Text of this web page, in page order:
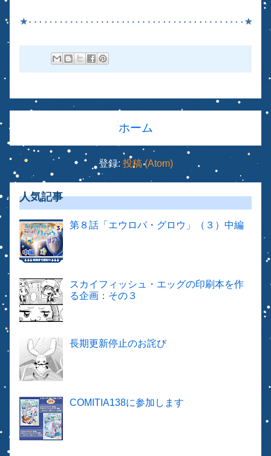
ホーム
登録: 投稿 (Atom)
人気記事
第８話「エウロパ・グロウ」（３）中編
スカイフィッシュ・エッグの印刷本を作
る企画：その３
長期更新停止のお詫び
COMITIA138に参加します